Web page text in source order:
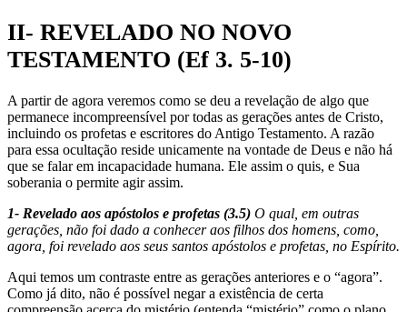
II- REVELADO NO NOVO
TESTAMENTO (Ef 3. 5-10)
A partir de agora veremos como se deu a revelação de algo que
permanece incompreensível por todas as gerações antes de Cristo,
incluindo os profetas e escritores do Antigo Testamento. A razão
para essa ocultação reside unicamente na vontade de Deus e não há
que se falar em incapacidade humana. Ele assim o quis, e Sua
soberania o permite agir assim.
1- Revelado aos apóstolos e profetas (3.5) O qual, em outras
gerações, não foi dado a conhecer aos filhos dos homens, como,
agora, foi revelado aos seus santos apóstolos e profetas, no Espírito.
Aqui temos um contraste entre as gerações anteriores e o “agora”.
Como já dito, não é possível negar a existência de certa